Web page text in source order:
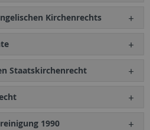
Kirchenrechts
Staatskirchenrecht
1990